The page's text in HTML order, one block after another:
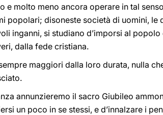
e molto meno ancora operare in tal
popolari; disoneste società di uomini, le
inganni, si studiano d’imporsi al
dalla fede cristiana.
maggiori dalla loro durata, nulla
annunzieremo il sacro Giubileo
un poco in se stessi, e d’innalzare i